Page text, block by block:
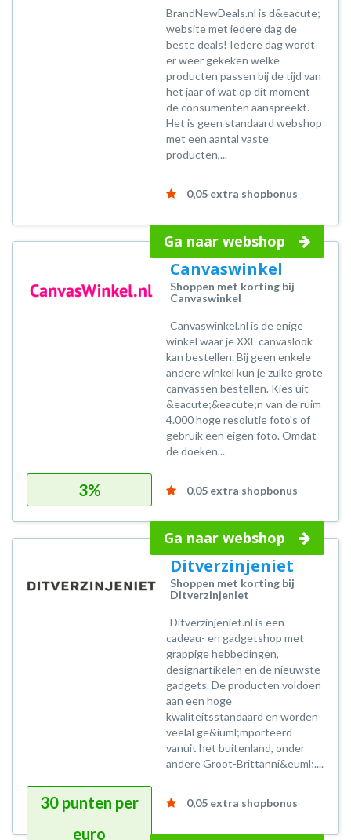
BrandNewDeals.nl is d&eacute;
website met iedere dag de
beste deals! Iedere dag wordt
er weer gekeken welke
producten passen bij de tijd van
het jaar of wat op dit moment
de consumenten aanspreekt.
Het is geen standaard webshop
met een aantal vaste
producten,...
0,05 extra shopbonus
Ga naar webshop
Canvaswinkel
Shoppen met korting bij
Canvaswinkel
Canvaswinkel.nl is de enige
winkel waar je XXL canvaslook
kan bestellen. Bij geen enkele
andere winkel kun je zulke grote
canvassen bestellen. Kies uit
&eacute;&eacute;n van de ruim
4.000 hoge resolutie foto's of
gebruik een eigen foto. Omdat
de doeken...
3% 0,05 extra shopbonus
Ga naar webshop
Ditverzinjeniet
Shoppen met korting bij
Ditverzinjeniet
Ditverzinjeniet.nl is een
cadeau- en gadgetshop met
grappige hebbedingen,
designartikelen en de nieuwste
gadgets. De producten voldoen
aan een hoge
kwaliteitsstandaard en worden
veelal ge&iuml;mporteerd
vanuit het buitenland, onder
andere Groot-Brittanni&euml;....
30 punten per
euro
0,05 extra shopbonus